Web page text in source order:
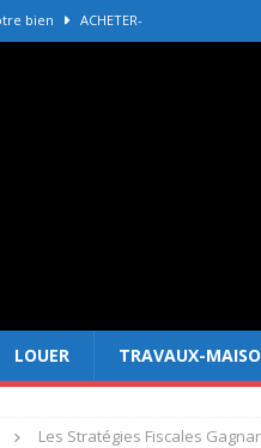
bien ACHETER-
LOUER TRAVAUX-
Les Stratégies Fiscales